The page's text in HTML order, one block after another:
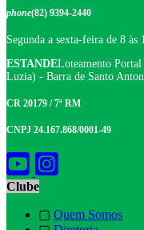
phone(82) 9394-2440
Segunda a sexta-feira de 8 às
ESTANDELoteamento
Luzia) - Barra de Santo
CR 20179 / 7ª RM
CNPJ 24.167.868/0001-49
Clube
▢ Quem Somos